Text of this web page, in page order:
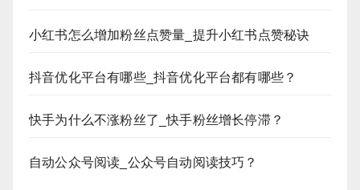
小红书怎么增加粉丝点赞量_提升小红书点赞秘诀
抖音优化平台有哪些_抖音优化平台都有哪些？
快手为什么不涨粉丝了_快手粉丝增长停滞？
自动公众号阅读_公众号自动阅读技巧？